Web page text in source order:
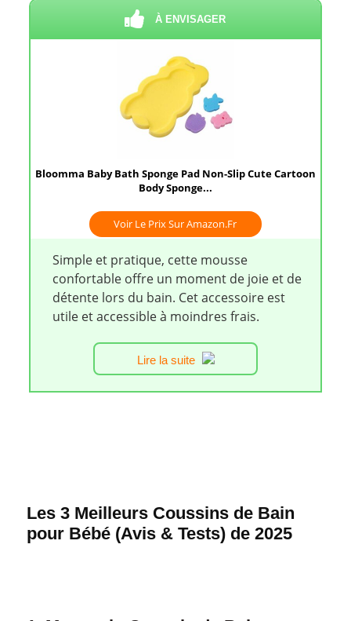
À ENVISAGER
Bloomma Baby Bath Sponge Pad Non-Slip Cute Cartoon
Body Sponge...
Voir Le Prix Sur Amazon.fr
Simple et pratique, cette mousse
confortable offre un moment de joie et de
détente lors du bain. Cet accessoire est
utile et accessible à moindres frais.
Lire la suite
Les 3 Meilleurs Coussins de Bain
pour Bébé (Avis & Tests) de 2025